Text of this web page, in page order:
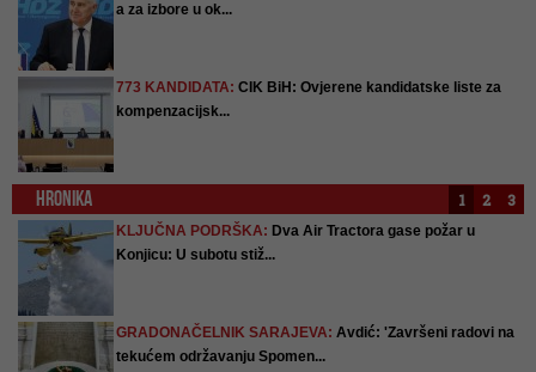
a za izbore u ok...
773 KANDIDATA: CIK BiH: Ovjerene kandidatske liste za
kompenzacijsk...
HRONIKA 1 2 3
KLJUČNA PODRŠKA: Dva Air Tractora gase požar u
Konjicu: U subotu stiž...
GRADONAČELNIK SARAJEVA: Avdić: 'Završeni radovi na
tekućem održavanju Spomen...